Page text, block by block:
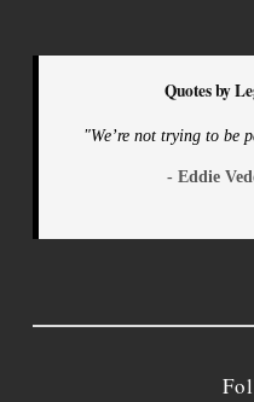
Quotes by
"We’re not trying to be
- Eddie